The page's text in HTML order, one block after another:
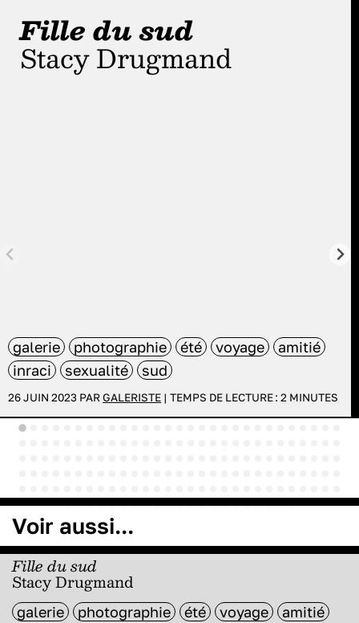
Fille du sud
Stacy Drugmand
galerie photographie été voyage
amitié
inraci
sexualité sud
26 JUIN 2023 PARGALERISTE | TEMPS DE LECTURE : 2 MINUTES
Voir aussi...
Fille du sud
Stacy Drugmand
galerie photographie été voyage
amitié